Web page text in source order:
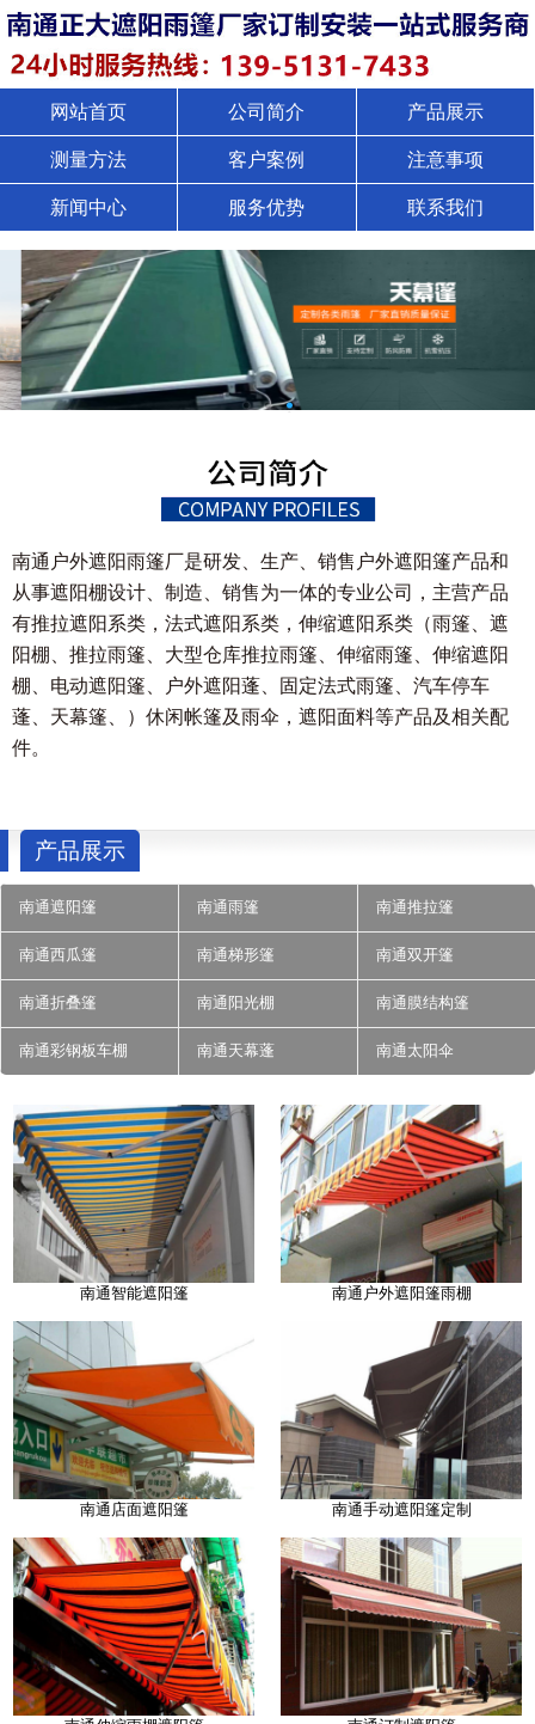
网站首页 公司简介 产品展示
测量方法 客户案例 注意事项
新闻中心 服务优势 联系我们
南通户外遮阳雨篷厂是研发、生产、销售户外遮阳篷产品和
从事遮阳棚设计、制造、销售为一体的专业公司，主营产品
有推拉遮阳系类，法式遮阳系类，伸缩遮阳系类（雨篷、遮
阳棚、推拉雨篷、大型仓库推拉雨篷、伸缩雨篷、伸缩遮阳
棚、电动遮阳篷、户外遮阳蓬、固定法式雨篷、汽车停车
蓬、天幕篷、）休闲帐篷及雨伞，遮阳面料等产品及相关配
件。
产品展示
南通遮阳篷 南通雨篷 南通推拉篷
南通西瓜篷 南通梯形篷 南通双开篷
南通折叠篷 南通阳光棚 南通膜结构篷
南通彩钢板车棚 南通天幕蓬 南通太阳伞
南通智能遮阳篷 南通户外遮阳篷雨棚
南通店面遮阳篷 南通手动遮阳篷定制